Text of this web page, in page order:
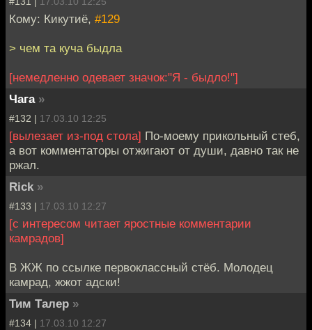
Кому: Кикутиё, #129
> чем та куча быдла
[немедленно одевает значок:"Я - быдло!"]
Чага »
#132 | 17.03.10 12:25
[вылезает из-под стола] По-моему прикольный стеб,
а вот комментаторы отжигают от души, давно так не
ржал.
Riсk »
#133 | 17.03.10 12:27
[с интересом читает яростные комментарии
камрадов]
В ЖЖ по ссылке первоклассный стёб. Молодец
камрад, жжот адски!
Тим Талер »
#134 | 17.03.10 12:27